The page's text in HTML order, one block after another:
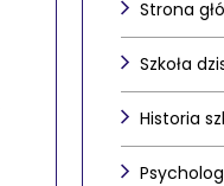
Strona
Szkoła
Historia
Psycholog